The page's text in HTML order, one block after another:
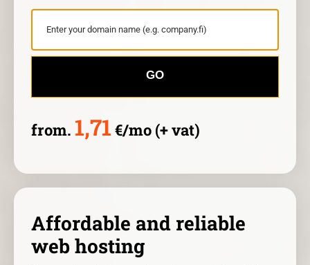
GO
from. 1,71€/mo (+ vat)
Affordable and reliable
web hosting